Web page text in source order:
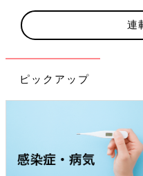
連
ピックアップ